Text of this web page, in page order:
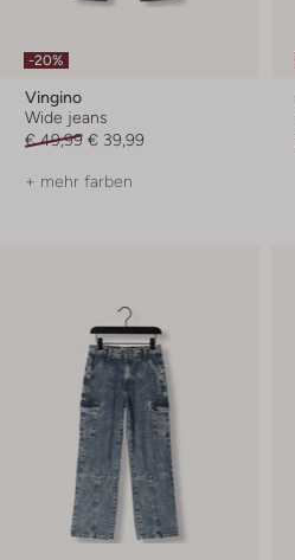
-20%
Vingino
Wide jeans
€ 49,99 € 39,99
+ mehr farben